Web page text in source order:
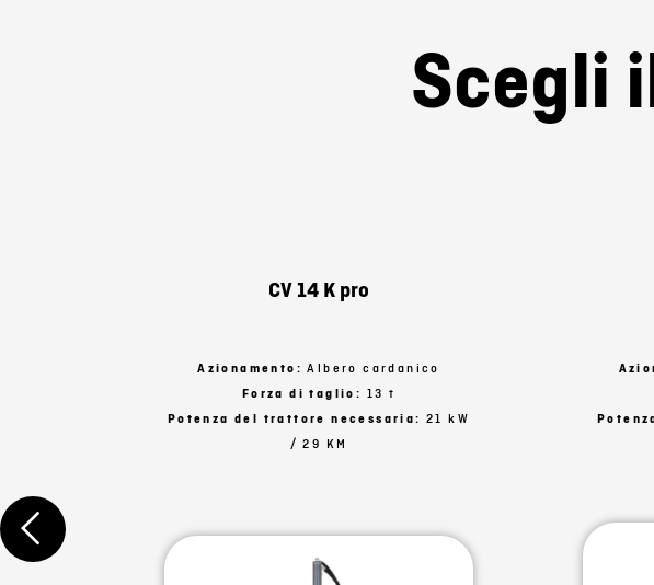
Scegli
CV 14 K pro
Azionamento:Albero cardanico
Forza di taglio: 13 t
Potenza del trattore necessaria:21 kW
/ 29 KM